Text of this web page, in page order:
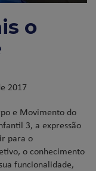
o
2017
e Movimento do
3, a expressão
para o
o conhecimento
funcionalidade,